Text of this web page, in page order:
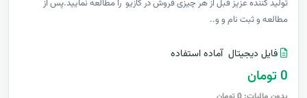
توليد کننده عزيز قبل از هر چیزی فروش در کازیو را مطالعه نمایید.پس از
مطالعه و ثبت نام و و..
فایل دیجیتال آماده استفاده
0 تومان